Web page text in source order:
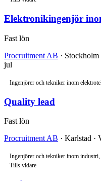
Elektronikingenjör
Fast lön
Procruitment AB ·
jul
Ingenjörer och tekniker inom
Quality lead
Fast lön
Procruitment AB · Karlstad ·
Ingenjörer och tekniker inom
Tills vidare